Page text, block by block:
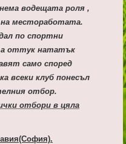
водещата роля ,
местоработата.
по спортни
а оттук нататък
само според
всеки клуб понесъл
отбор.
отбори в цяла